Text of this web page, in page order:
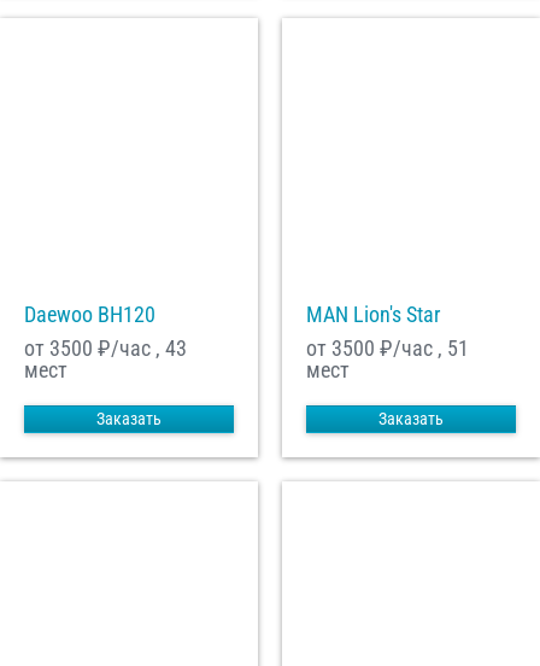
Daewoo ВН120
от 3500 ₽/час , 43
мест
Заказать
MAN Lion's Star
от 3500 ₽/час , 51
мест
Заказать